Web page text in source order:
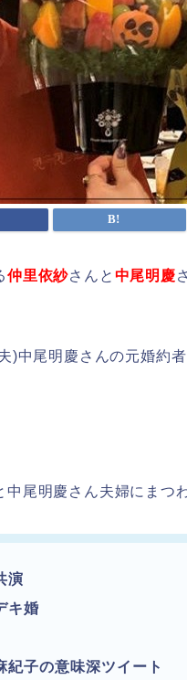
仲里依紗さんと 中尾明慶
)中尾明慶さんの元婚約
尾明慶さん夫婦にまつ
演
キ婚
紀子の意味深ツイート